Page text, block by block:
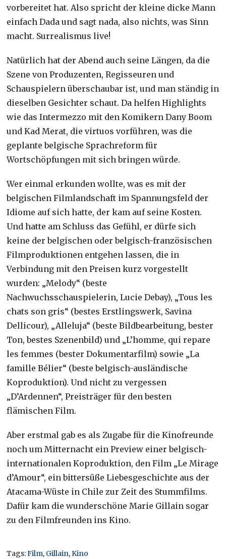
vorbereitet hat. Also spricht der kleine dicke Mann
einfach Dada und sagt nada, also nichts, was Sinn
macht. Surrealismus live!
Natürlich hat der Abend auch seine Längen, da die
Szene von Produzenten, Regisseuren und
Schauspielern überschaubar ist, und man ständig in
dieselben Gesichter schaut. Da helfen Highlights
wie das Intermezzo mit den Komikern Dany Boom
und Kad Merat, die virtuos vorführen, was die
geplante belgische Sprachreform für
Wortschöpfungen mit sich bringen würde.
Wer einmal erkunden wollte, was es mit der
belgischen Filmlandschaft im Spannungsfeld der
Idiome auf sich hatte, der kam auf seine Kosten.
Und hatte am Schluss das Gefühl, er dürfe sich
keine der belgischen oder belgisch-französischen
Filmproduktionen entgehen lassen, die in
Verbindung mit den Preisen kurz vorgestellt
wurden: „Melody“ (beste
Nachwuchsschauspielerin, Lucie Debay), „Tous les
chats son gris“ (bestes Erstlingswerk, Savina
Dellicour), „Alleluja“ (beste Bildbearbeitung, bester
Ton, bestes Szenenbild) und „L’homme, qui repare
les femmes (bester Dokumentarfilm) sowie „La
famille Bélier“ (beste belgisch-ausländische
Koproduktion). Und nicht zu vergessen
„D’Ardennen“, Preisträger für den besten
flämischen Film.
Aber erstmal gab es als Zugabe für die Kinofreunde
noch um Mitternacht ein Preview einer belgisch-
internationalen Koproduktion, den Film „Le Mirage
d’Amour“, ein bittersüße Liebesgeschichte aus der
Atacama-Wüste in Chile zur Zeit des Stummfilms.
Dafür kam die wunderschöne Marie Gillain sogar
zu den Filmfreunden ins Kino.
Tags:Film, Gillain,Kino